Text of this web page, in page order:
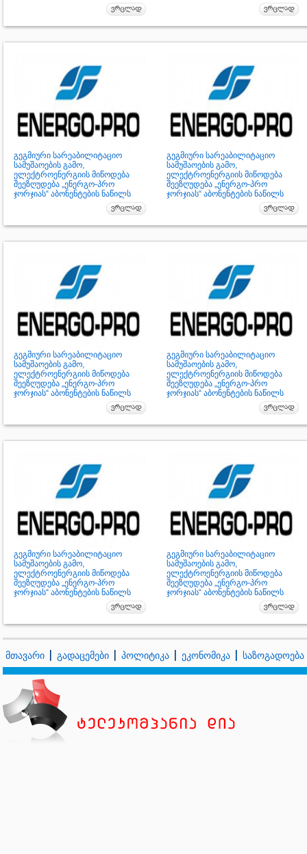
გეგმიური სარეაბილიტაციო
სამუშაოების გამო,
ელექტროენერგიის მიწოდება
შეეზღუდება „ენერგო-პრო
ჯორჯიას“ აბონენტების ნაწილს
გეგმიური სარეაბილიტაციო
სამუშაოების გამო,
ელექტროენერგიის მიწოდება
შეეზღუდება „ენერგო-პრო
ჯორჯიას“ აბონენტების ნაწილს
გეგმიური სარეაბილიტაციო
სამუშაოების გამო,
ელექტროენერგიის მიწოდება
შეეზღუდება „ენერგო-პრო
ჯორჯიას“ აბონენტების ნაწილს
გეგმიური სარეაბილიტაციო
სამუშაოების გამო,
ელექტროენერგიის მიწოდება
შეეზღუდება „ენერგო-პრო
ჯორჯიას“ აბონენტების ნაწილს
გეგმიური სარეაბილიტაციო
სამუშაოების გამო,
ელექტროენერგიის მიწოდება
შეეზღუდება „ენერგო-პრო
ჯორჯიას“ აბონენტების ნაწილს
გეგმიური სარეაბილიტაციო
სამუშაოების გამო,
ელექტროენერგიის მიწოდება
შეეზღუდება „ენერგო-პრო
ჯორჯიას“ აბონენტების ნაწილს
მთავარი გადაცემები პოლიტიკა ეკონომიკა საზოგადოება